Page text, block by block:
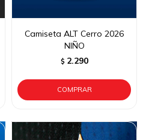
Camiseta ALT Cerro 2026
NIÑO
$ 2.290